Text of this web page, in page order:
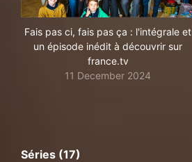
Fais pas ci, fais pas ça : l'intégrale et
un épisode inédit à découvrir sur
france.tv
11 December 2024
Séries (17)